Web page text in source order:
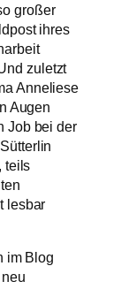
großer
ihres
zuletzt
Anneliese
Augen
Job bei der
teils
lesbar
im Blog